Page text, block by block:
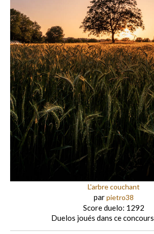
L'arbre couchant
parpietro38
Score duelo: 1292
Duelos joués dans ce